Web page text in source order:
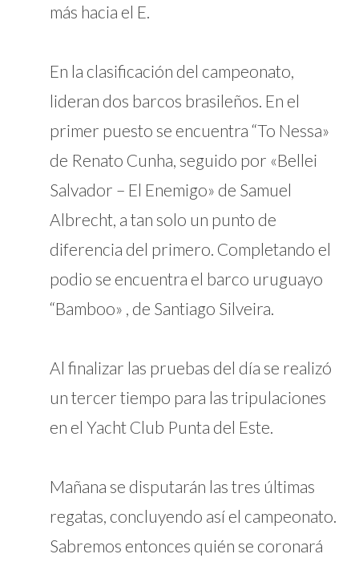
más hacia el E.
En la clasificación del campeonato,
lideran dos barcos brasileños. En el
primer puesto se encuentra “To Nessa»
de Renato Cunha, seguido por «Bellei
Salvador – El Enemigo» de Samuel
Albrecht, a tan solo un punto de
diferencia del primero. Completando el
podio se encuentra el barco uruguayo
“Bamboo» , de Santiago Silveira.
Al finalizar las pruebas del día se realizó
un tercer tiempo para las tripulaciones
en el Yacht Club Punta del Este.
Mañana se disputarán las tres últimas
regatas, concluyendo así el campeonato.
Sabremos entonces quién se coronará